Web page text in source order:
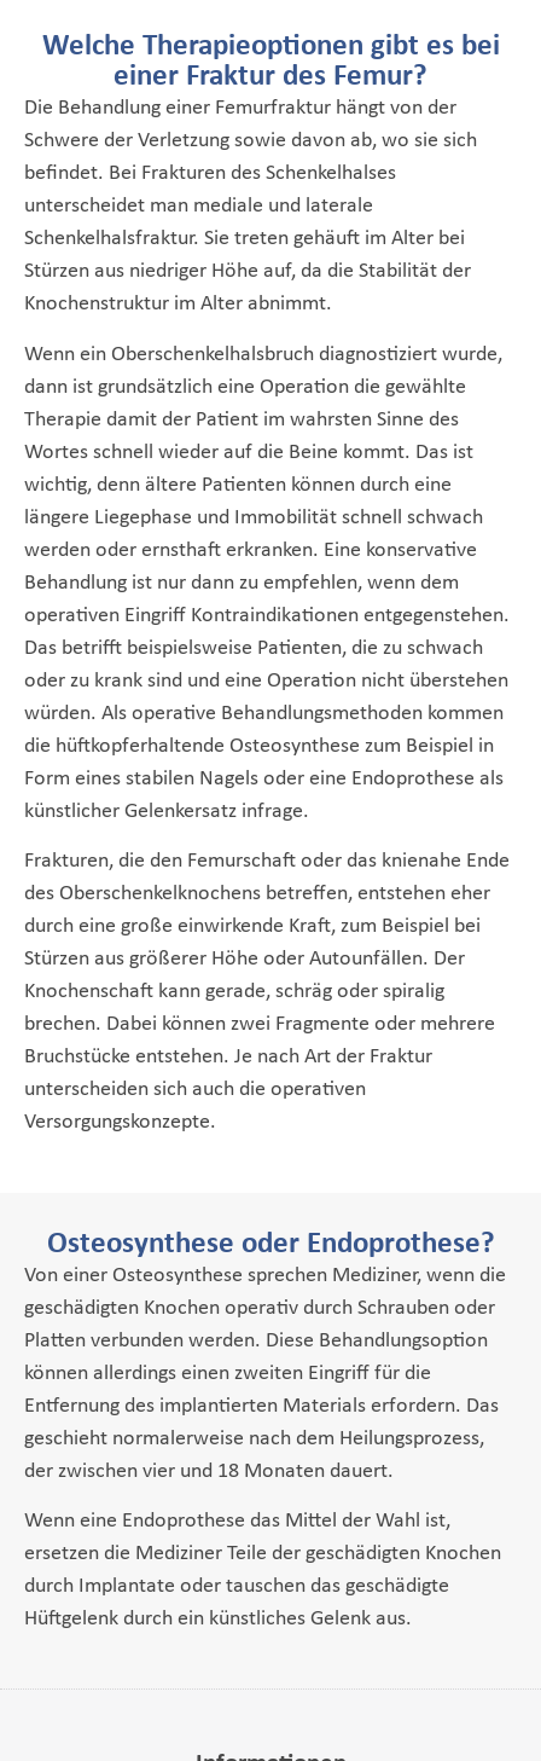
Welche Therapieoptionen gibt es bei
einer Fraktur des Femur?
Die Behandlung einer Femurfraktur hängt von der
Schwere der Verletzung sowie davon ab, wo sie sich
befindet. Bei Frakturen des Schenkelhalses
unterscheidet man mediale und laterale
Schenkelhalsfraktur. Sie treten gehäuft im Alter bei
Stürzen aus niedriger Höhe auf, da die Stabilität der
Knochenstruktur im Alter abnimmt.
Wenn ein Oberschenkelhalsbruch diagnostiziert wurde,
dann ist grundsätzlich eine Operation die gewählte
Therapie damit der Patient im wahrsten Sinne des
Wortes schnell wieder auf die Beine kommt. Das ist
wichtig, denn ältere Patienten können durch eine
längere Liegephase und Immobilität schnell schwach
werden oder ernsthaft erkranken. Eine konservative
Behandlung ist nur dann zu empfehlen, wenn dem
operativen Eingriff Kontraindikationen entgegenstehen.
Das betrifft beispielsweise Patienten, die zu schwach
oder zu krank sind und eine Operation nicht überstehen
würden. Als operative Behandlungsmethoden kommen
die hüftkopferhaltende Osteosynthese zum Beispiel in
Form eines stabilen Nagels oder eine Endoprothese als
künstlicher Gelenkersatz infrage.
Frakturen, die den Femurschaft oder das knienahe Ende
des Oberschenkelknochens betreffen, entstehen eher
durch eine große einwirkende Kraft, zum Beispiel bei
Stürzen aus größerer Höhe oder Autounfällen. Der
Knochenschaft kann gerade, schräg oder spiralig
brechen. Dabei können zwei Fragmente oder mehrere
Bruchstücke entstehen. Je nach Art der Fraktur
unterscheiden sich auch die operativen
Versorgungskonzepte.
Osteosynthese oder Endoprothese?
Von einer Osteosynthese sprechen Mediziner, wenn die
geschädigten Knochen operativ durch Schrauben oder
Platten verbunden werden. Diese Behandlungsoption
können allerdings einen zweiten Eingriff für die
Entfernung des implantierten Materials erfordern. Das
geschieht normalerweise nach dem Heilungsprozess,
der zwischen vier und 18 Monaten dauert.
Wenn eine Endoprothese das Mittel der Wahl ist,
ersetzen die Mediziner Teile der geschädigten Knochen
durch Implantate oder tauschen das geschädigte
Hüftgelenk durch ein künstliches Gelenk aus.